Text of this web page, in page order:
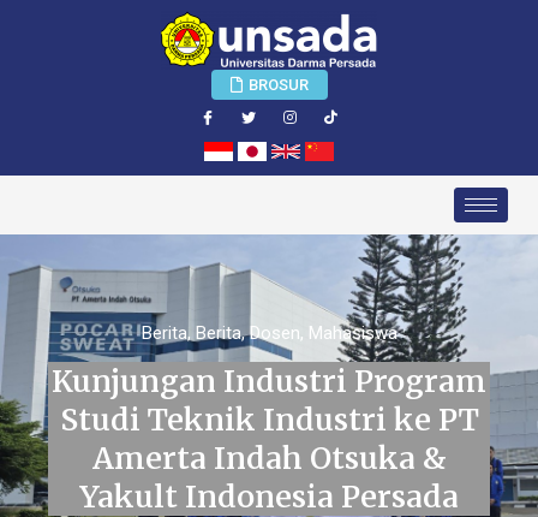
BROSUR
Berita, Berita,Dosen, Mahasiswa
Kunjungan Industri Program
Studi Teknik Industri ke PT
Amerta Indah Otsuka &
Yakult Indonesia Persada